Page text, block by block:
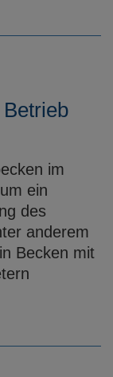
im
ein
des
anderem
Becken mit